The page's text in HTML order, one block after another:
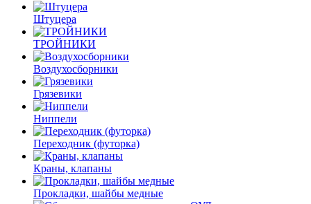
Штуцера
ТРОЙНИКИ
Воздухосборники
Грязевики
Ниппели
Переходник (футорка)
Краны, клапаны
Прокладки, шайбы медные